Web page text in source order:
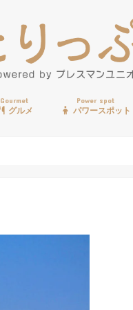
Gourmet
グルメ
Power spot
パワースポット